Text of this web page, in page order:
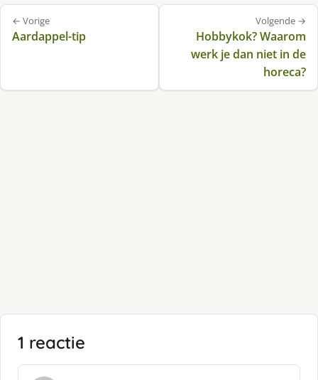
Bericht
navigatie
← Vorige
Aardappel-tip
Volgende →
Hobbykok? Waarom
werk je dan niet in de
horeca?
1 reactie